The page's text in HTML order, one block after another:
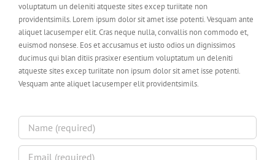
voluptatum un deleniti atqueste sites excep turiitate non
providentsimils. Lorem ipsum dolor sit amet isse potenti. Vesquam ante
aliquet lacusemper elit. Cras neque nulla, convallis non commodo et,
euismod nonsese. Eos et accusamus et iusto odios un dignissimos
ducimus qui blan ditiis prasixer esentium voluptatum un deleniti
atqueste sites excep turiitate non ipsum dolor sit amet isse potenti.
Vesquam ante aliquet lacusemper elit providentsimils.